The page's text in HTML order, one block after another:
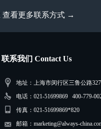
查看更多联系方式 →
联系我们 Contact Us
地址：上海市闵行区三鲁公路
电话：021-51699869 400-779-
传真：021-51699869*820
邮箱：marketing@always-